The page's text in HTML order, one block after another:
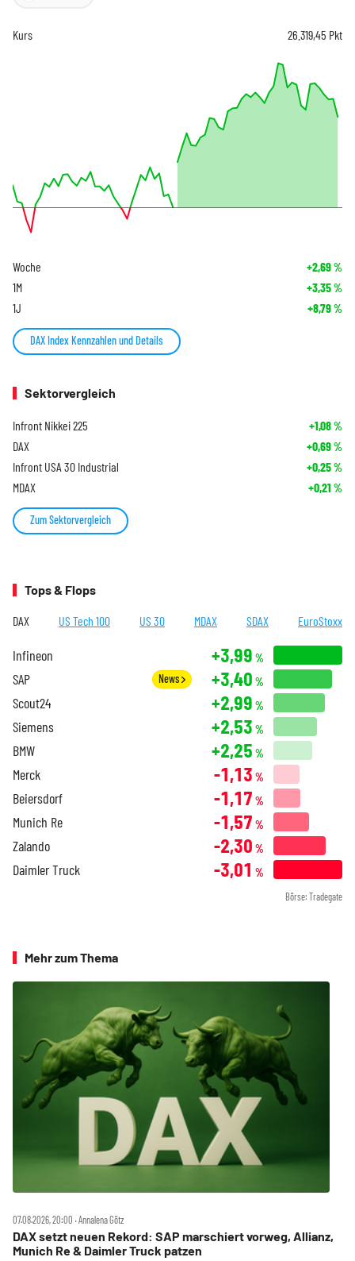
Kurs 26.319,45 Pkt
Woche +2,69%
1M +3,35%
1J +8,79%
DAX Index Kennzahlen und Details
Sektorvergleich
Infront Nikkei 225 +1,08%
DAX +0,69%
Infront USA 30 Industrial +0,25%
MDAX +0,21 %
Zum Sektorvergleich
Tops & Flops
DAX US Tech 100 US 30 MDAX SDAX EuroStoxx
Infineon +3,99 %
SAP News +3,40 %
Scout24 +2,99 %
Siemens +2,53 %
BMW +2,25 %
Merck -1,13 %
Beiersdorf -1,17 %
Munich Re -1,57 %
Zalando -2,30 %
Daimler Truck -3,01 %
Börse: Tradegate
Mehr zum Thema
07.08.2026, 20:00 ‧ Annalena Götz
DAX setzt neuen Rekord: SAP marschiert vorweg, Allianz,
Munich Re & Daimler Truck patzen